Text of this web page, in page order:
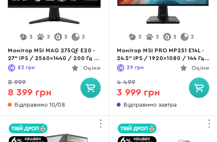
3 3 3 3
Монітор MSI MAG 275QF E20 -
27" IPS / 2560×1440 / 200 Гц /
AMD FreeSync Premium, Nvidia
G-Sync Compatible
Оціни
83 грн
8 999
8 399 грн
Відправимо 10/08
3 3 3 3
Монітор MSI PRO MP251 E14L -
24.5" IPS / 1920×1080 / 144 Гц
/ Adaptive Sync
Оціни
39 грн
4 499
3 999 грн
Відправимо завтра